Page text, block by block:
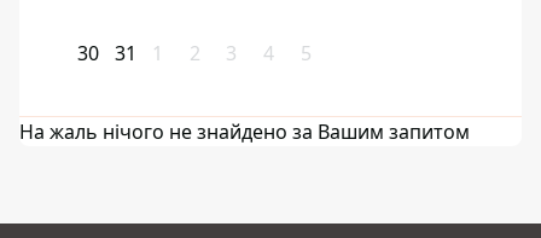
30 31 1 2 3 4 5
На жаль нічого не знайдено за Вашим запитом